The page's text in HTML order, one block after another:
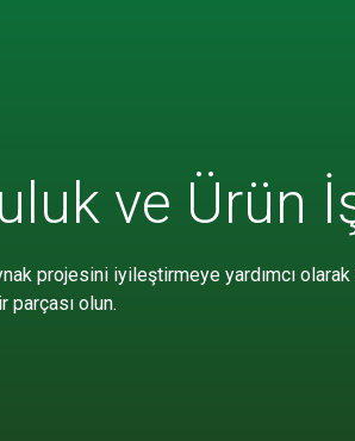
ve Ürün
projesini iyileştirmeye yardımcı
parçası olun.